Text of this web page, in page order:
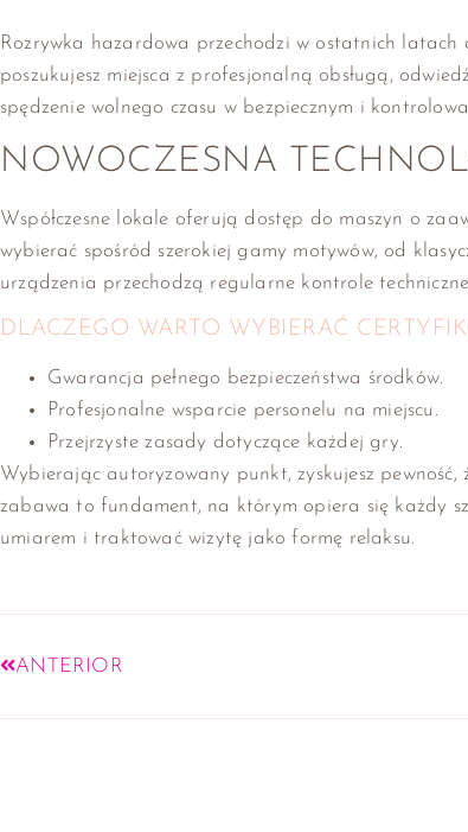
Rozrywka hazardowa przechodzi w ostatnich latach
poszukujesz miejsca z profesjonalną obsługą, odwiedź
spędzenie wolnego czasu w bezpiecznym i
NOWOCZESNA
Współczesne lokale oferują dostęp do maszyn o
wybierać spośród szerokiej gamy motywów, od
urządzenia przechodzą regularne kontrole
DLACZEGO WARTO WYBIERAĆ
Gwarancja pełnego bezpieczeństwa środków.
Profesjonalne wsparcie personelu na miejscu.
Przejrzyste zasady dotyczące każdej gry.
Wybierając autoryzowany punkt, zyskujesz
zabawa to fundament, na którym opiera się każdy
umiarem i traktować wizytę jako formę relaksu.
ANTERIOR